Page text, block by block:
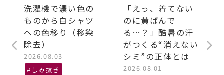
洗濯機で濃い色の
ものから白シャツ
への色移り（移染
除去）
2026.08.03
#しみ抜き
「えっ、着てない
のに黄ばんで
る…？」酷暑の汗
がつくる“消えない
シミ”の正体とは
2026.08.01